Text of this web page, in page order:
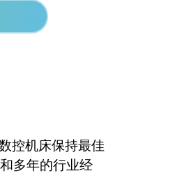
控机床保持最佳
多年的行业经